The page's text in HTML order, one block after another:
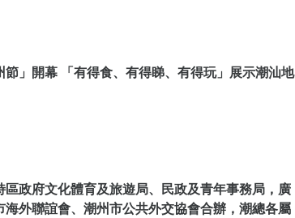
」開幕 「有得食、有得睇、有得玩」展示潮汕地
政府文化體育及旅遊局、民政及青年事務局，廣
外聯誼會、潮州市公共外交協會合辦，潮總各屬